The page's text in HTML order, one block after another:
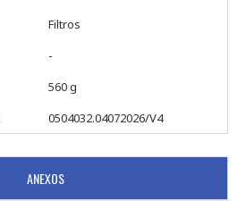
Filtros
-
560 g
0504032.04072026/V4
ANEXOS